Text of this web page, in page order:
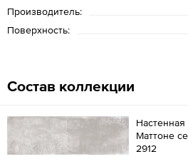
Производитель:
Поверхность:
Состав коллекции
Настенная
Маттоне
2912